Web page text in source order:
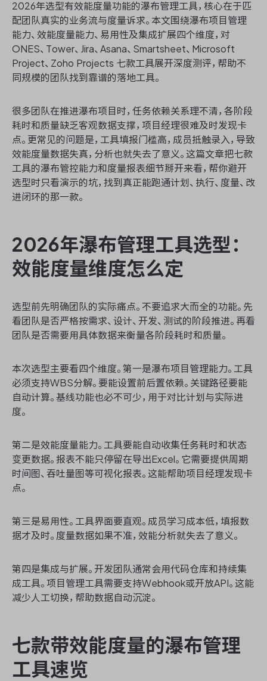
ONES 资讯
2026年选型有效能度量功能的瀑布管理工具，核心在于匹
配团队真实的业务流与度量诉求。本文围绕瀑布项目管理
能力、效能度量能力、易用性及集成扩展四个维度，对
ONES、Tower、Jira、Asana、Smartsheet、Microsoft
Project、Zoho Projects 七款工具展开深度测评，帮助不
同规模的团队找到靠谱的落地工具。
很多团队在推进瀑布项目时，任务依赖关系理不清，各阶段
耗时和质量缺乏客观数据支撑，项目经理很难及时发现卡
点。更常见的问题是，工具填报门槛高，成员抵触录入，导致
效能度量数据失真，分析也就失去了意义。这篇文章把七款
工具的瀑布管控能力和度量报表细节掰开来看，帮你避开
选型时只看演示的坑，找到真正能跑通计划、执行、度量、改
进闭环的那一款。
2026年瀑布管理工具选型：
效能度量维度怎么定
选型前先明确团队的实际痛点。不要追求大而全的功能。先
看团队是否严格按需求、设计、开发、测试的阶段推进。再看
团队是否需要用具体数据来衡量各阶段耗时和质量。
本次选型主要看四个维度。第一是瀑布项目管理能力。工具
必须支持WBS分解。要能设置前后置依赖。关键路径要能
自动计算。基线功能也必不可少，用于对比计划与实际进
度。
第二是效能度量能力。工具要能自动收集任务耗时和状态
变更数据。报表不能只停留在导出Excel。它需要提供周期
时间图、吞吐量图等可视化报表。这能帮助项目经理发现卡
点。
第三是易用性。工具界面要直观。成员学习成本低，填报数
据才及时。度量数据如果不准，效能分析就失去了意义。
第四是集成与扩展。开发团队通常会用代码仓库和持续集
成工具。项目管理工具需要支持Webhook或开放API。这能
减少人工切换，帮助数据自动沉淀。
七款带效能度量的瀑布管理
工具速览